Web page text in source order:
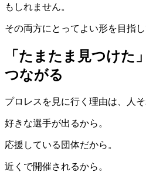
もしれません。
その両方にとってよい形を目指し
「たまたま見つけた
つながる
プロレスを見に行く理由は、人そ
好きな選手が出るから。
応援している団体だから。
近くで開催されるから。